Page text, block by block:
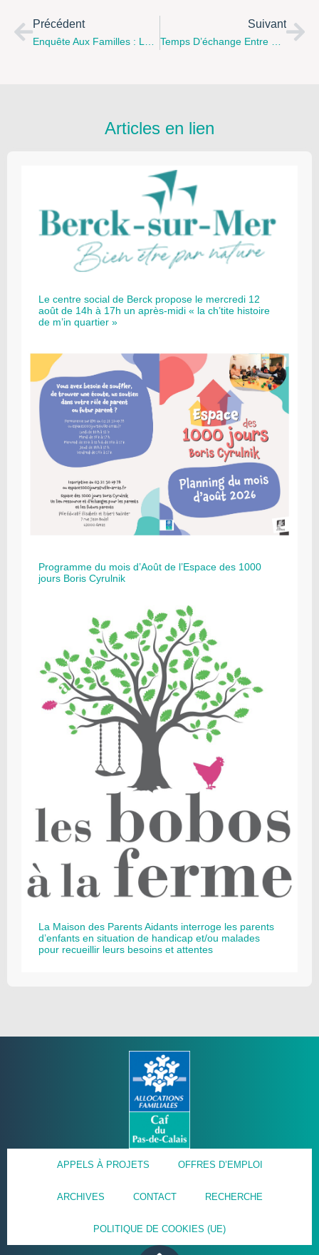
Précédent Suivant
Articles en lien
Le centre social de Berck propose le mercredi 12
août de 14h à 17h un après-midi « la ch’tite histoire
de m’in quartier »
Programme du mois d’Août de l’Espace des 1000
jours Boris Cyrulnik
La Maison des Parents Aidants interroge les parents
d’enfants en situation de handicap et/ou malades
pour recueillir leurs besoins et attentes
APPELS À PROJETS OFFRES D’EMPLOI
ARCHIVES CONTACT RECHERCHE
POLITIQUE DE COOKIES (UE)